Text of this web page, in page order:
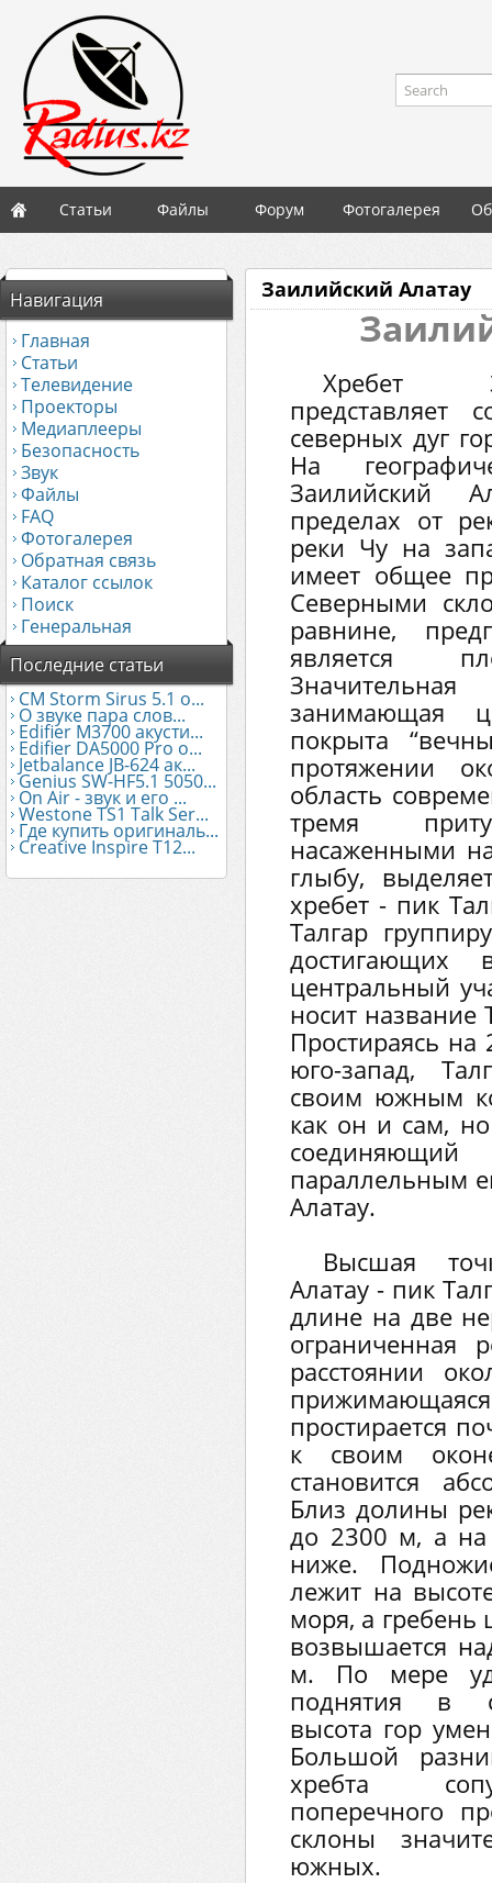
Search
Статьи Файлы Форум Фотогалерея
Навигация
Главная
Статьи
Телевидение
Проекторы
Медиаплееры
Безопасность
Звук
Файлы
FAQ
Фотогалерея
Обратная связь
Каталог ссылок
Поиск
Генеральная
Последние статьи
CM Storm Sirus 5.1 о...
О звуке пара слов...
Edifier М3700 акусти...
Edifier DA5000 Pro о...
Jetbalance JB-624 ак...
Genius SW-HF5.1 5050...
On Air - звук и его ...
Westone TS1 Talk Ser...
Где купить оригиналь...
Creative Inspire T12...
Заилийский Алатау
Хребет
представляет
северных дуг
На
Заилийский
пределах от
реки Чу на
имеет общее
Северными
равнине,
является
занимающая
покрыта
протяжении
область
тремя
насаженными
глыбу,
хребет - пик
Талгар
центральный
носит название
Простираясь на
юго-запад,
своим южным
как он и сам,
соединяющий
параллельным
Алатау.
Высшая
Алатау - пик
длине на две
ограниченная
расстоянии
простирается
к своим
становится
Близ долины
до 2300 м, а
ниже.
лежит на
моря, а гребень
возвышается
м. По мере
поднятия в
высота гор
Большой
хребта
поперечного
склоны
южных.